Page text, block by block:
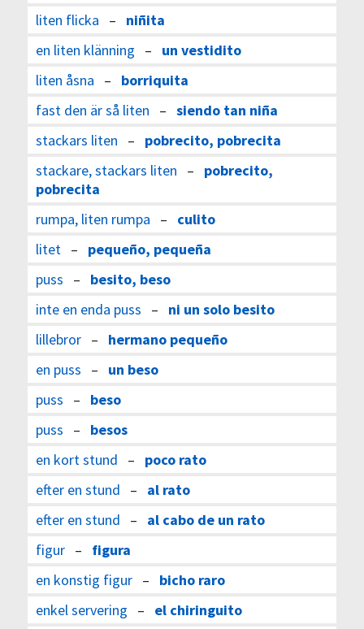
liten flicka – niñita
en liten klänning – un vestidito
liten åsna – borriquita
fast den är så liten – siendo tan niña
stackars liten – pobrecito, pobrecita
stackare, stackars liten – pobrecito,
pobrecita
rumpa, liten rumpa – culito
litet– pequeño, pequeña
puss – besito, beso
inte en enda puss – ni un solo besito
lillebror– hermano pequeño
en puss – un beso
puss – beso
puss – besos
en kort stund – poco rato
efter en stund – al rato
efter en stund – al cabo de un rato
figur– figura
en konstig figur– bicho raro
enkel servering – el chiringuito